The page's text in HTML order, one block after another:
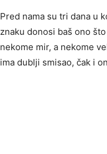
Pred nama su tri dana u
znaku donosi baš ono
nekome mir, a nekome
ima dublji smisao, čak i